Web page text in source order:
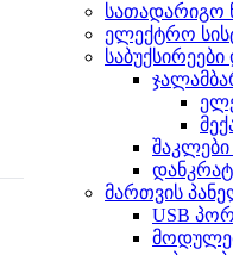
სათადარიგო
ელექტრო
საბუქსირეები
შაკლები
მართვის
USB